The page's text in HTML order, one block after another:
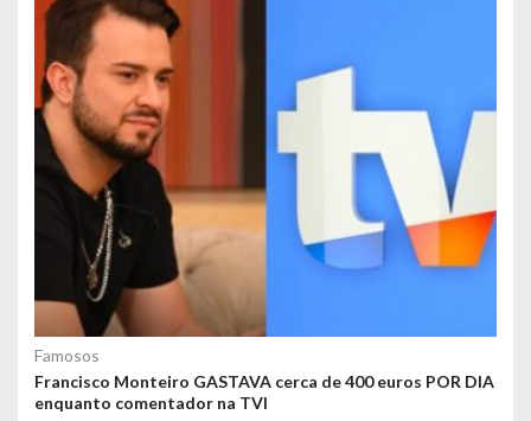
Famosos
Francisco Monteiro GASTAVA cerca de 400 euros POR DIA
enquanto comentador na TVI